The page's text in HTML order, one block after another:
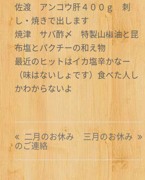
佐渡 アンコウ肝４００ｇ 刺
し・焼きで出します
焼津 サバ酢〆 特製山椒油と昆
布塩とパクチーの和え物
最近のヒットはイカ塩辛かなー
（味はないしょです）食べた人し
かわからないよ
投
稿
ナ
二月のお休み
のご連絡
三月のお休み